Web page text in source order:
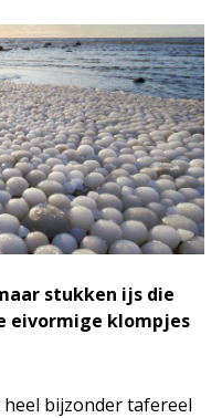
stukken ijs die
eivormige klompjes
bijzonder tafereel